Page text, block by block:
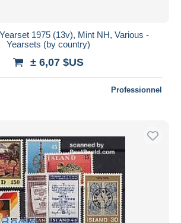
1975 (13v), Mint NH, Various -
Yearsets (by country)
± 6,07 $US
Professionnel